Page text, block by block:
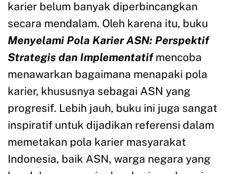
karier belum banyak diperbincangkan
secara mendalam. Oleh karena itu, buku
Menyelami Pola Karier ASN: Perspektif
Strategis dan Implementatif mencoba
menawarkan bagaimana menapaki pola
karier, khususnya sebagai ASN yang
progresif. Lebih jauh, buku ini juga sangat
inspiratif untuk dijadikan referensi dalam
memetakan pola karier masyarakat
Indonesia, baik ASN, warga negara yang